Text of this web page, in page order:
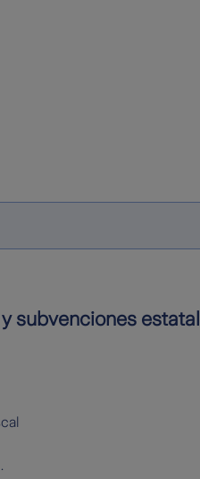
subvenciones